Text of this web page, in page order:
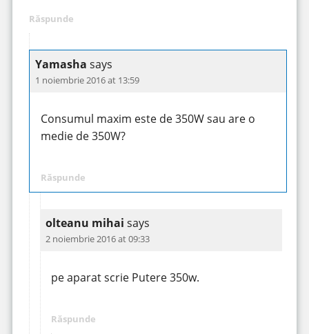
Răspunde
Yamasha says
1 noiembrie 2016 at 13:59
Consumul maxim este de 350W sau are o
medie de 350W?
Răspunde
olteanu mihai says
2 noiembrie 2016 at 09:33
pe aparat scrie Putere 350w.
Răspunde